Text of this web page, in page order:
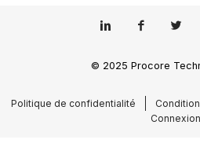
© 2025 Procore
Politique de confidentialité
Connexion